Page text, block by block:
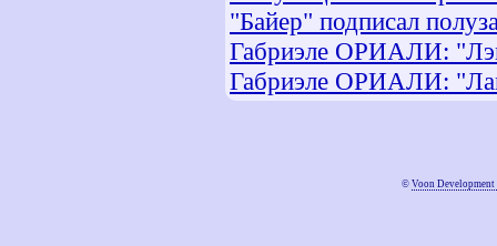
"Байер" подписал
Габриэле ОРИАЛИ:
Габриэле ОРИАЛИ:
© Voon Development